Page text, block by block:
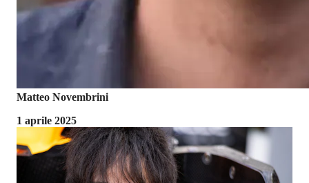
Matteo Novembrini
1 aprile 2025